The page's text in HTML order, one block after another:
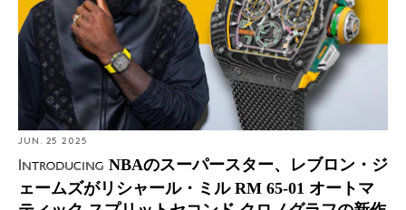
JUN. 25 2025
Introducing NBAのスーパースター、レブロン・ジ
ェームズがリシャール・ミル RM 65-01 オートマ